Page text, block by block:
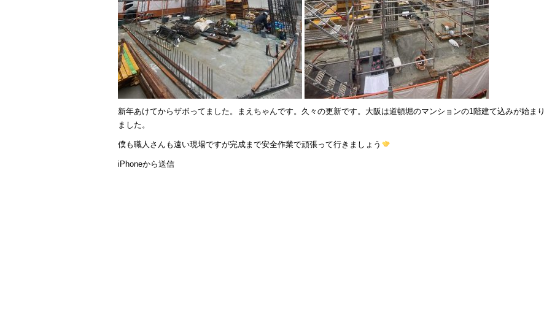
新年あけてからザボってました。まえちゃんです。久々の更新です。大阪は道頓堀のマンションの1階建て込みが始まり
ました。
僕も職人さんも遠い現場ですが完成まで安全作業で頑張って行きましょう
iPhoneから送信